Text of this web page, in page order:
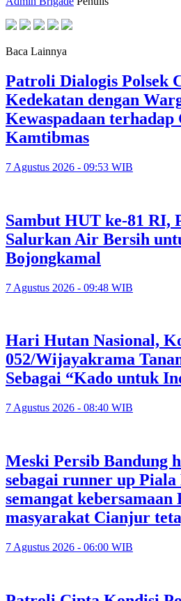
Baca Lainnya
Patroli Dialogis Polsek
Kedekatan dengan
Kewaspadaan terhadap
Kamtibmas
7 Agustus 2026 - 09:53 WIB
Sambut HUT ke-81 RI,
Salurkan Air Bersih
Bojongkamal
7 Agustus 2026 - 09:48 WIB
Hari Hutan Nasional,
052/Wijayakrama
Sebagai “Kado untuk
7 Agustus 2026 - 08:40 WIB
Meski Persib Bandung
sebagai runner up Piala
semangat kebersamaan
masyarakat Cianjur
7 Agustus 2026 - 06:00 WIB